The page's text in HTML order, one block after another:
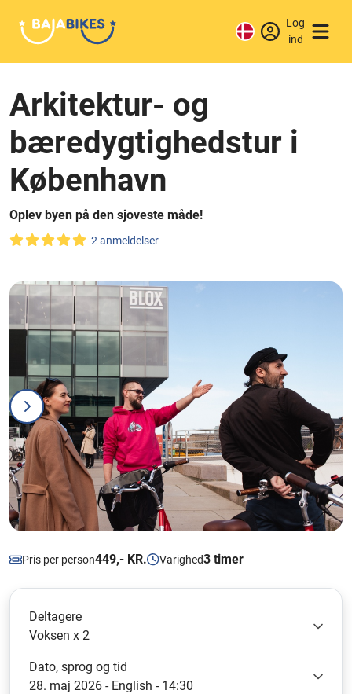
Log
ind
Arkitektur- og
bæredygtighedstur i
København
Oplev byen på den sjoveste måde!
2 anmeldelser
Pris per person449,- KR. Varighed3 timer
Deltagere
Voksen x 2
Dato, sprog og tid
28. maj 2026 - English - 14:30